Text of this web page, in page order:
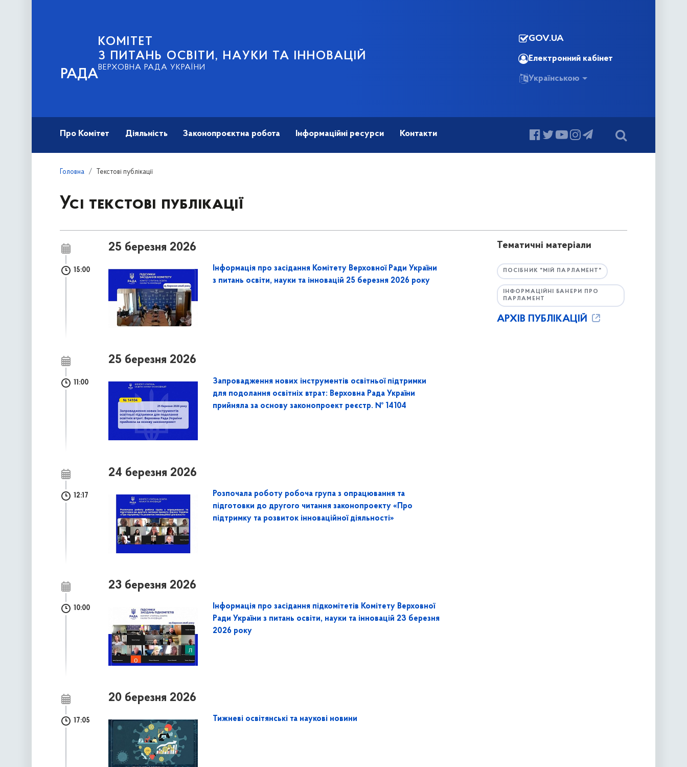
РАДА
КОМІТЕТ
З ПИТАНЬ ОСВІТИ, НАУКИ ТА ІННОВАЦІЙ
ВЕРХОВНА РАДА УКРАЇНИ
GOV.UA
Електронний кабінет
Українською
Про Комітет Діяльність Законопроєктна робота Інформаційні ресурси Контакти
Головна Текстові публікації
Усі текстові публікації
25 березня 2026
15:00
Інформація про засідання Комітету Верховної Ради України
з питань освіти, науки та інновацій 25 березня 2026 року
25 березня 2026
11:00
Запровадження нових інструментів освітньої підтримки
для подолання освітніх втрат: Верховна Рада України
прийняла за основу законопроект реєстр. № 14104
24 березня 2026
12:17
Розпочала роботу робоча група з опрацювання та
підготовки до другого читання законопроекту «Про
підтримку та розвиток інноваційної діяльності»
23 березня 2026
10:00
Інформація про засідання підкомітетів Комітету Верховної
Ради України з питань освіти, науки та інновацій 23 березня
2026 року
20 березня 2026
17:05 Тижневі освітянські та наукові новини
Тематичні матеріали
ПОСІБНИК "МІЙ ПАРЛАМЕНТ"
ІНФОРМАЦІЙНІ БАНЕРИ ПРО
ПАРЛАМЕНТ
АРХІВ ПУБЛІКАЦІЙ